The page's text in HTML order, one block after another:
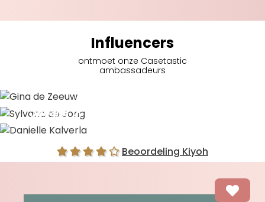
Influencers
ontmoet onze Casetastic
ambassadeurs
Sylvana de Jong
Beoordeling Kiyoh